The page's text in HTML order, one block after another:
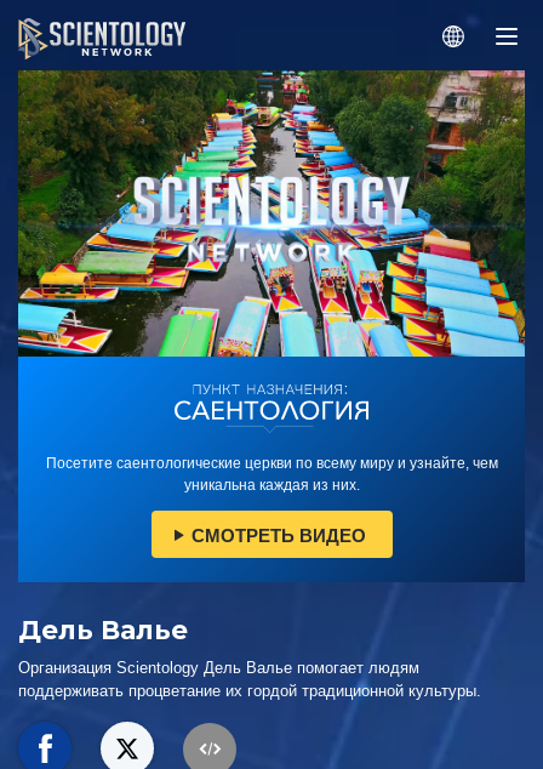
Посетите саентологические церкви по всему миру и узнайте, чем
уникальна каждая из них.
СМОТРЕТЬ ВИДЕО
Дель Валье
Организация Scientology Дель Валье помогает людям
поддерживать процветание их гордой традиционной культуры.